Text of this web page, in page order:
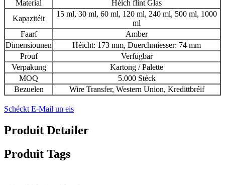
Material
Héich flint Glas
Kapazitéit
15 ml, 30 ml, 60 ml, 120 ml, 240 ml, 500 ml, 1000
ml
Faarf
Amber
Dimensiounen
Héicht: 173 mm, Duerchmiesser: 74 mm
Prouf
Verfügbar
Verpakung
Kartong / Palette
MOQ
5.000 Stéck
Bezuelen
Wire Transfer, Western Union, Kredittbréif
Schéckt E-Mail un eis
Produit Detailer
Produit Tags